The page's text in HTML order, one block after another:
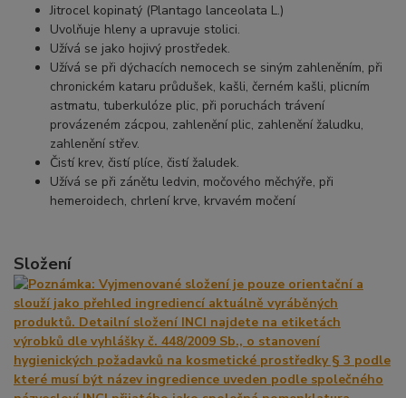
Jitrocel kopinatý (Plantago lanceolata L.)
Uvolňuje hleny a upravuje stolici.
Užívá se jako hojivý prostředek.
Užívá se při dýchacích nemocech se siným zahleněním, při
chronickém kataru průdušek, kašli, černém kašli, plicním
astmatu, tuberkulóze plic, při poruchách trávení
provázeném zácpou, zahlenění plic, zahlenění žaludku,
zahlenění střev.
Čistí krev, čistí plíce, čistí žaludek.
Užívá se při zánětu ledvin, močového měchýře, při
hemeroidech, chrlení krve, krvavém močení
Složení